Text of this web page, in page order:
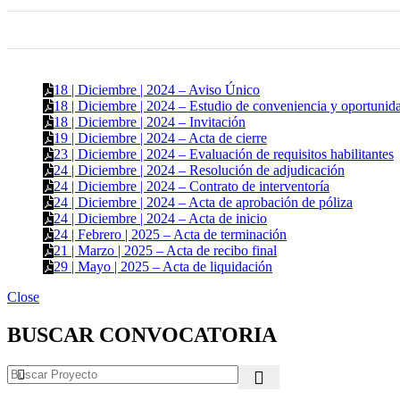
18 | Diciembre | 2024 – Aviso Único
18 | Diciembre | 2024 – Estudio de conveniencia y
18 | Diciembre | 2024 – Invitación
19 | Diciembre | 2024 – Acta de cierre
23 | Diciembre | 2024 – Evaluación de requisitos habilitantes
24 | Diciembre | 2024 – Resolución de adjudicación
24 | Diciembre | 2024 – Contrato de interventoría
24 | Diciembre | 2024 – Acta de aprobación de póliza
24 | Diciembre | 2024 – Acta de inicio
24 | Febrero | 2025 – Acta de terminación
21 | Marzo | 2025 – Acta de recibo final
29 | Mayo | 2025 – Acta de liquidación
Close
BUSCAR CONVOCATORIA